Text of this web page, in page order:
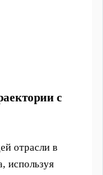
с
отрасли в
используя